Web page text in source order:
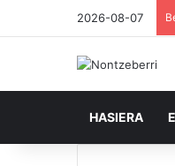
2026-08-07
HASIERA